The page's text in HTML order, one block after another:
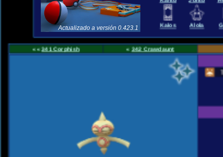
Actualizado a versión 0.423.1 Kalos Alola
««341 Corphish « 342 Crawdaunt